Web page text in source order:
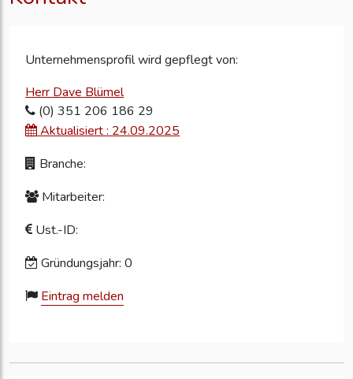
Unternehmensprofil wird gepflegt von:
Herr Dave Blümel
(0) 351 206 186 29
Aktualisiert : 24.09.2025
Branche:
Mitarbeiter:
Ust.-ID:
Gründungsjahr: 0
Eintrag melden